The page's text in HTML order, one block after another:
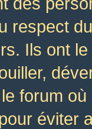
respect
Ils ont
forum
éviter